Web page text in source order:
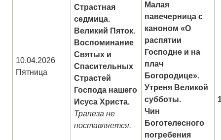
10.04.2026
Пятница
Страстная
седмица.
Великий Пяток.
Воспоминание
Святых и
Спасительных
Страстей
Господа нашего
Исуса Христа.
Трапеза не
поставляется.
Малая
павечерница с
каноном «О
распятии
Господне и на
плач
Богородице».
Утреня Великой
субботы.
Чин
Боготелесного
погребения